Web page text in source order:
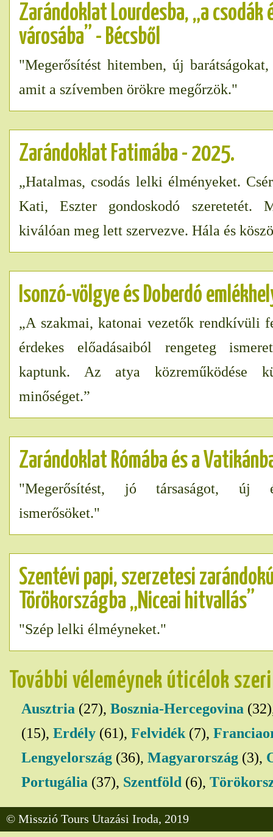
Zarándoklat Lourdesba, „a csodák
városába” - Bécsből
"Megerősítést hitemben, új
amit a szívemben örökre megőrzök."
Zarándoklat Fatimába - 2025.
„Hatalmas, csodás lelki élményeket.
Kati, Eszter gondoskodó szeretetét.
kiválóan meg lett szervezve. Hála és
Isonzó-völgye és Doberdó
„A szakmai, katonai vezetők rendkívüli
érdekes előadásaiból rengeteg
kaptunk. Az atya közreműködése
minőséget.”
Zarándoklat Rómába és a
"Megerősítést, jó társaságot, új
ismerősöket."
Szentévi papi, szerzetesi
Törökországba „Niceai hitvallás”
"Szép lelki élméyneket."
További véleméynek úticélok
Ausztria (27), Bosznia-Hercegovina
(15), Erdély (61), Felvidék (7),
Lengyelország (36), Magyarország (3),
Portugália (37), Szentföld (6),
© Misszió Tours Utazási Iroda, 2019